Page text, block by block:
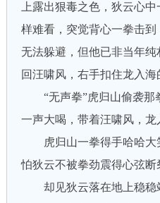
上露出狠毒之色，狄云心
样难看，突觉背心一拳击
无法躲避，但他已非当年
回汪啸风，右手扣住龙入海
“无声拳”虎归山偷袭那
一声大喝，带着汪啸风，龙
虎归山一拳得手哈哈大
怕狄云不被拳劲震得心弦断
却见狄云落在地上稳稳